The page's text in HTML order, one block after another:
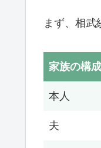
まず、相武
家族の構成
本人
夫